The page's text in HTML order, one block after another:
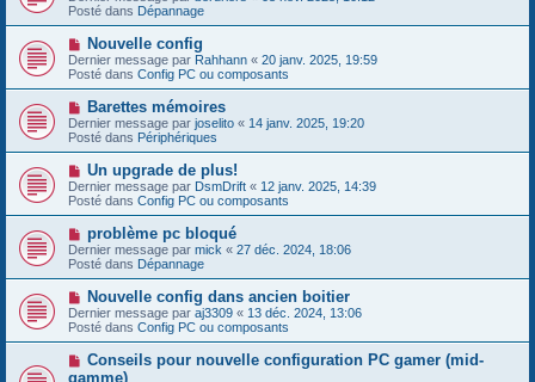
g
e
m
e
s
a
g
e
u
v
e
a
u
m
e
s
a
g
e
Posté dans Dépannage
N
o
u
v
e
a
u
m
e
s
s
a
g
Nouvelle config
Dernier message par Rahhann « 20 janv. 2025, 19:59
Posté dans Config PC ou composants
N
o
u
v
e
a
u
m
e
s
s
a
g
e
Barettes mémoires
Dernier message par joselito « 14 janv. 2025, 19:20
Posté dans Périphériques
N
o
u
v
u
m
e
s
a
g
e
Un upgrade de plus!
Dernier message par DsmDrift « 12 janv. 2025, 14:39
Posté dans Config PC ou composants
N
o
u
v
e
a
u
m
e
s
s
problème pc bloqué
Dernier message par mick « 27 déc. 2024, 18:06
Posté dans Dépannage
N
o
u
v
a
u
Nouvelle config dans ancien boitier
Dernier message par aj3309 « 13 déc. 2024, 13:06
Posté dans Config PC ou composants
NConseils pour nouvelle configuration PC gamer (mid-
gamme)